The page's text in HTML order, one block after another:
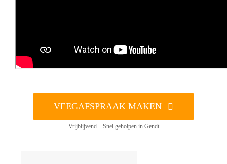
VEEGAFSPRAAK MAKEN
Vrijblijvend – Snel geholpen in Gendt